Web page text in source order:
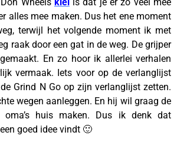
Wheels klei
is dat je er zo veel mee
alles mee maken. Dus het ene moment
terwijl het volgende moment ik met
raak door een gat in de weg. De grijper
En zo hoor ik allerlei verhalen
vermaak. Iets voor op de verlanglijst
Grind N Go op zijn verlanglijst zetten.
wegen aanleggen. En hij wil graag de
oma’s huis maken. Dus ik denk dat
goed idee vindt 🙂